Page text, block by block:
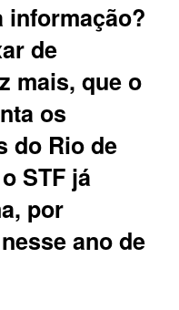
informação?
de
mais, que o
os
do Rio de
STF já
por
ano de